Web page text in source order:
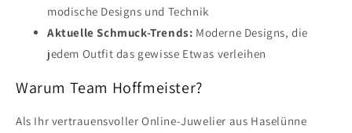
modische Designs und Technik
Aktuelle Schmuck-Trends: Moderne Designs, die
jedem Outfit das gewisse Etwas verleihen
Warum Team Hoffmeister?
Als Ihr vertrauensvoller Online-Juwelier aus Haselünne